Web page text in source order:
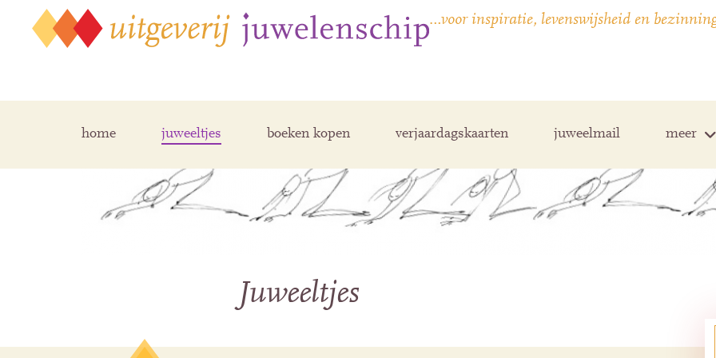
…voor inspiratie, levenswijsheid en
home juweeltjes boeken kopen verjaardagskaarten juweelmail meer
Juweeltjes